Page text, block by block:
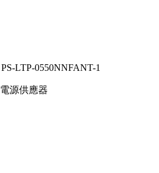
LTP-0550NNFANT-1
源供應器